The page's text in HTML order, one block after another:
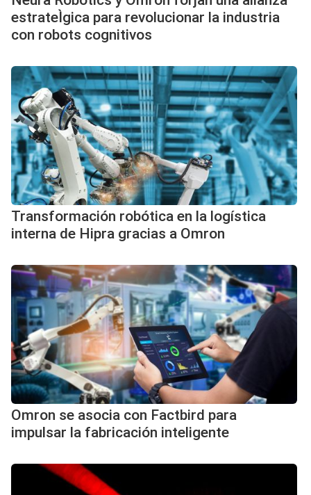
estrateÌgica para revolucionar la industria
con robots cognitivos
Transformación robótica en la logística
interna de Hipra gracias a Omron
Omron se asocia con Factbird para
impulsar la fabricación inteligente